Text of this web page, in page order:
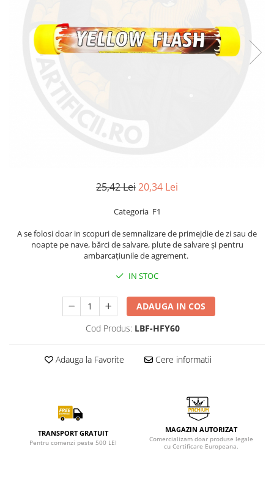
25,42 Lei20,34 Lei
Categoria F1
A se folosi doar in scopuri de semnalizare de primejdie de zi sau de
noapte pe nave, bărci de salvare, plute de salvare și pentru
ambarcațiunile de agrement.
IN STOC
ADAUGA IN COS
Cod Produs: LBF-HFY60
Adauga la Favorite Cere informatii
TRANSPORT GRATUIT
Pentru comenzi peste 500 LEI
MAGAZIN AUTORIZAT
Comercializam doar produse legale
cu Certificare Europeana.